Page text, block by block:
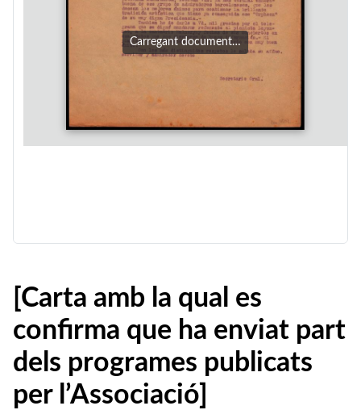
Carregant document…
[Carta amb la qual es
confirma que ha enviat part
dels programes publicats
per l’Associació]